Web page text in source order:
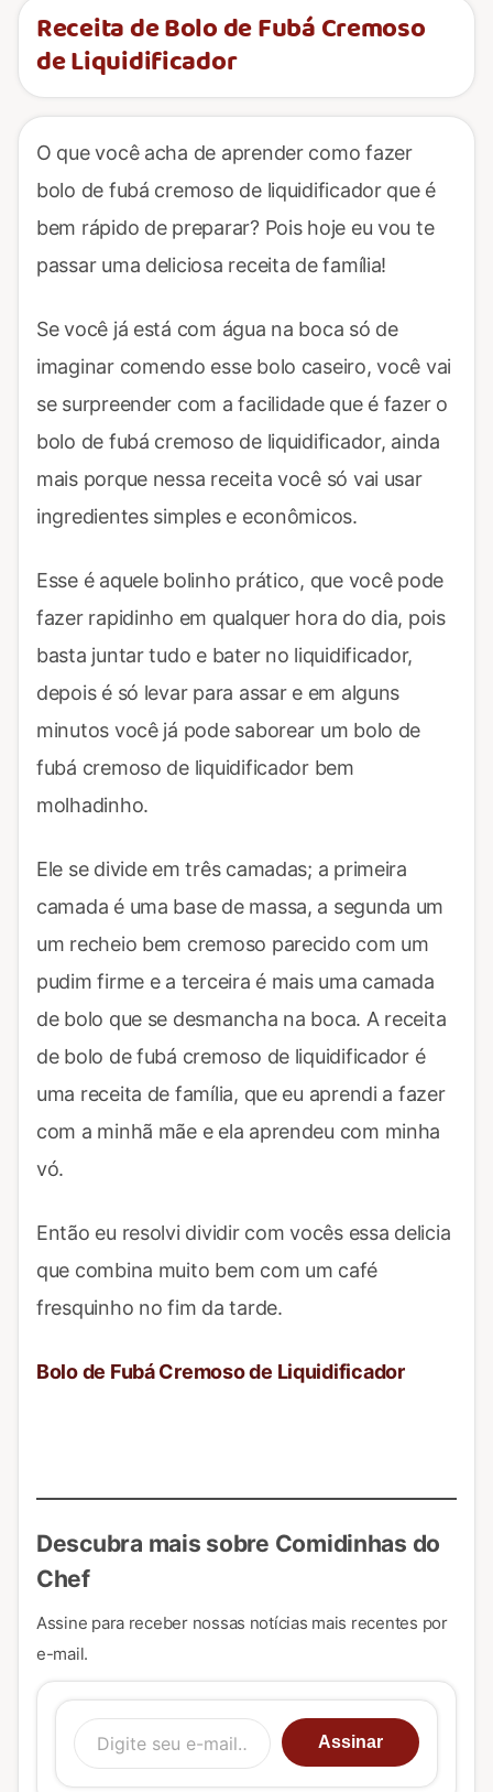
Receita de Bolo de Fubá Cremoso
de Liquidificador
O que você acha de aprender como fazer
bolo de fubá cremoso de liquidificador que é
bem rápido de preparar? Pois hoje eu vou te
passar uma deliciosa receita de família!
Se você já está com água na boca só de
imaginar comendo esse bolo caseiro, você vai
se surpreender com a facilidade que é fazer o
bolo de fubá cremoso de liquidificador, ainda
mais porque nessa receita você só vai usar
ingredientes simples e econômicos.
Esse é aquele bolinho prático, que você pode
fazer rapidinho em qualquer hora do dia, pois
basta juntar tudo e bater no liquidificador,
depois é só levar para assar e em alguns
minutos você já pode saborear um bolo de
fubá cremoso de liquidificador bem
molhadinho.
Ele se divide em três camadas; a primeira
camada é uma base de massa, a segunda um
um recheio bem cremoso parecido com um
pudim firme e a terceira é mais uma camada
de bolo que se desmancha na boca. A receita
de bolo de fubá cremoso de liquidificador é
uma receita de família, que eu aprendi a fazer
com a minhã mãe e ela aprendeu com minha
vó.
Então eu resolvi dividir com vocês essa delicia
que combina muito bem com um café
fresquinho no fim da tarde.
Bolo de Fubá Cremoso de Liquidificador
Descubra mais sobre Comidinhas do
Chef
Assine para receber nossas notícias mais recentes por
e-mail.
Digite seu e-mail…
Assinar